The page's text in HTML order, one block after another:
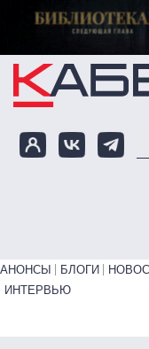
Перейти к
Primary links bottom
АНОНСЫ БЛОГИ
ИНТЕРВЬЮ